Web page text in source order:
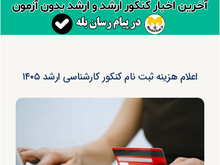
اعلام هزینه ثبت نام کنکور کارشناسی ارشد ۱۴۰۵